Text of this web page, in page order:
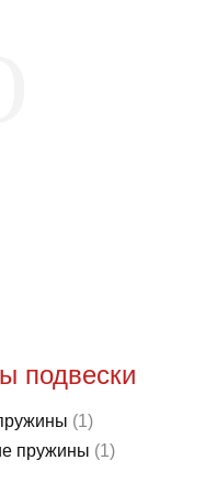
подвески
(1)
пружины (1)